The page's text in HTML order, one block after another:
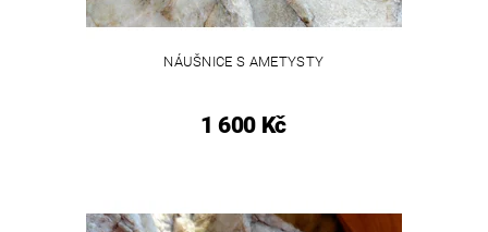
NÁUŠNICE S AMETYSTY
1 600 Kč